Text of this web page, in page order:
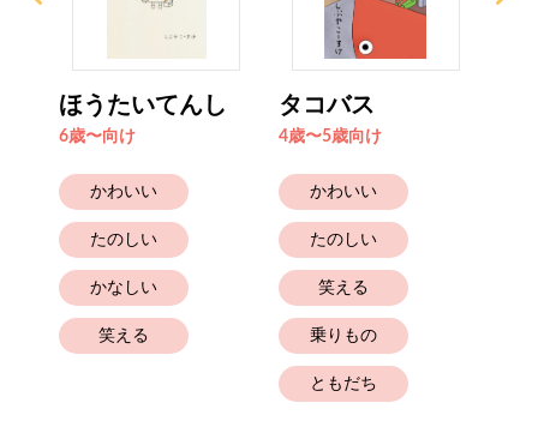
ほうたいてんし
6歳〜向け
かわいい
たのしい
かなしい
笑える
タコバス
4歳〜5歳向け
かわいい
たのしい
笑える
乗りもの
ともだち